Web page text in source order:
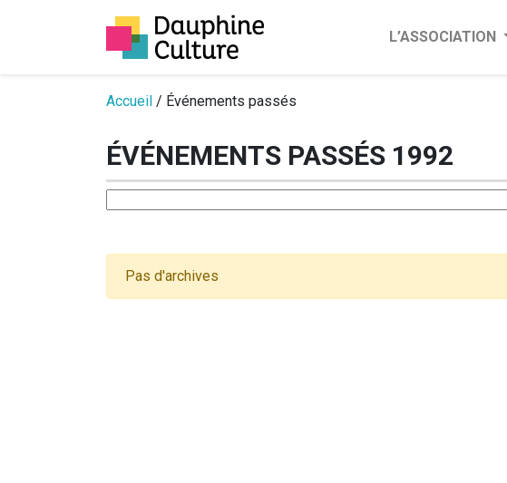
Passer au contenu
L’ASSOCIATION
Accueil / Événements passés
ÉVÉNEMENTS PASSÉS 1992
Pas d'archives